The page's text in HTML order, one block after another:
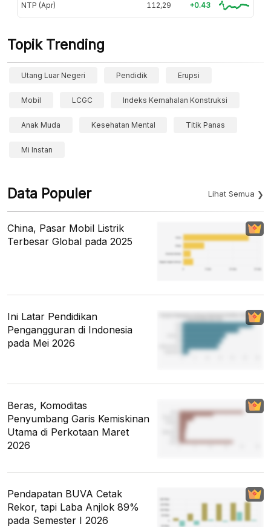
NTP (Apr) 112,29 +0.43
Topik Trending
Utang Luar Negeri Pendidik Erupsi
Mobil LCGC Indeks Kemahalan Konstruksi
Anak Muda Kesehatan Mental Titik Panas
Mi Instan
Data Populer Lihat Semua
China, Pasar Mobil Listrik
Terbesar Global pada 2025
Ini Latar Pendidikan
Pengangguran di Indonesia
pada Mei 2026
Beras, Komoditas
Penyumbang Garis Kemiskinan
Utama di Perkotaan Maret
2026
Pendapatan BUVA Cetak
Rekor, tapi Laba Anjlok 89%
pada Semester I 2026